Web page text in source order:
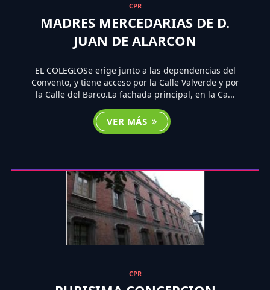
CPR
MADRES MERCEDARIAS DE D.
JUAN DE ALARCON
EL COLEGIOSe erige junto a las dependencias del
Convento, y tiene acceso por la Calle Valverde y por
la Calle del Barco.La fachada principal, en la Ca...
VER MÁS
CPR